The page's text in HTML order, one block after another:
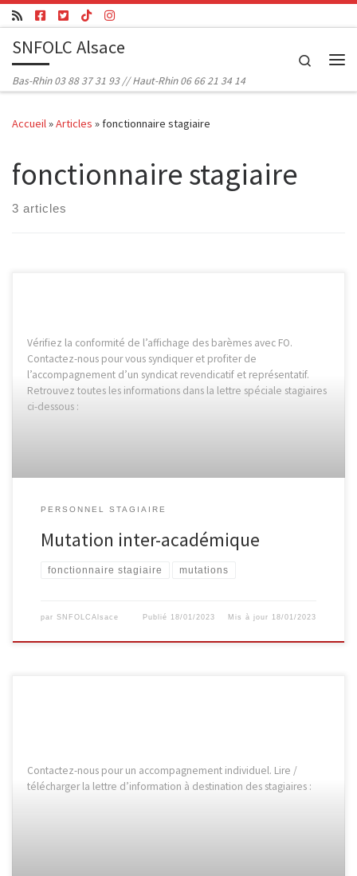
Passer au contenu
SNFOLC Alsace
Bas-Rhin 03 88 37 31 93 // Haut-Rhin 06 66 21 34 14
Search
Accueil»Articles »fonctionnaire stagiaire
fonctionnaire stagiaire
3 articles
Vérifiez la conformité de l’affichage des barèmes avec FO.
Contactez-nous pour vous syndiquer et profiter de
l’accompagnement d’un syndicat revendicatif et représentatif.
Retrouvez toutes les informations dans la lettre spéciale stagiaires
ci-dessous :
PERSONNEL STAGIAIRE
Mutation inter-académique
fonctionnaire stagiaire mutations
par SNFOLCAlsace Publié 18/01/2023 Mis à jour 18/01/2023
Contactez-nous pour un accompagnement individuel. Lire /
télécharger la lettre d’information à destination des stagiaires :